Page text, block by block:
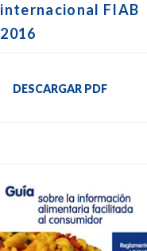
internacional FIAB
2016
DESCARGAR PDF